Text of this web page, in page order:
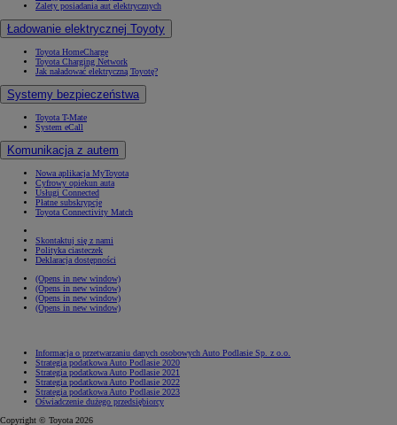
Zalety posiadania aut elektrycznych
Ładowanie elektrycznej Toyoty
Toyota HomeCharge
Toyota Charging Network
Jak naładować elektryczną Toyotę?
Systemy bezpieczeństwa
Toyota T-Mate
System eCall
Komunikacja z autem
Nowa aplikacja MyToyota
Cyfrowy opiekun auta
Usługi Connected
Płatne subskrypcje
Toyota Connectivity Match
Skontaktuj się z nami
Polityka ciasteczek
Deklaracja dostępności
(Opens in new window)
(Opens in new window)
(Opens in new window)
(Opens in new window)
Informacja o przetwarzaniu danych osobowych Auto Podlasie Sp. z o.o.
Strategia podatkowa Auto Podlasie 2020
Strategia podatkowa Auto Podlasie 2021
Strategia podatkowa Auto Podlasie 2022
Strategia podatkowa Auto Podlasie 2023
Oświadczenie dużego przedsiębiorcy
Copyright © Toyota 2026